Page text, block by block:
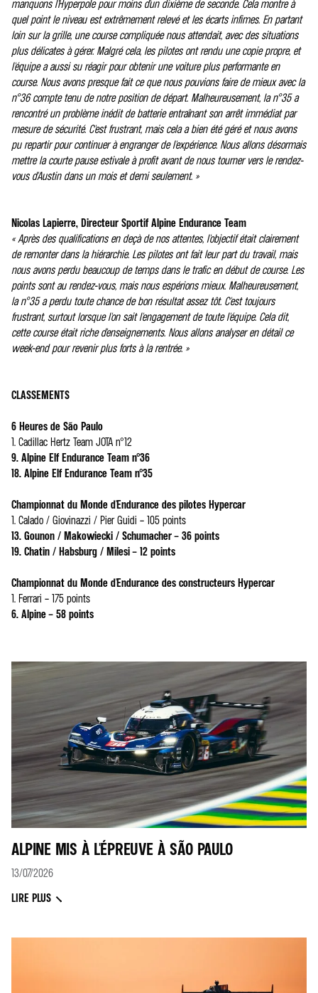
manquons l'Hyperpole pour moins d'un dixième de seconde. Cela montre à
quel point le niveau est extrêmement relevé et les écarts infimes. En partant
loin sur la grille, une course compliquée nous attendait, avec des situations
plus délicates à gérer. Malgré cela, les pilotes ont rendu une copie propre, et
l'équipe a aussi su réagir pour obtenir une voiture plus performante en
course. Nous avons presque fait ce que nous pouvions faire de mieux avec la
n°36 compte tenu de notre position de départ. Malheureusement, la n°35 a
rencontré un problème inédit de batterie entraînant son arrêt immédiat par
mesure de sécurité. C'est frustrant, mais cela a bien été géré et nous avons
pu repartir pour continuer à engranger de l'expérience. Nous allons désormais
mettre la courte pause estivale à profit avant de nous tourner vers le rendez-
vous d'Austin dans un mois et demi seulement. »
Nicolas Lapierre, Directeur Sportif Alpine Endurance Team
« Après des qualifications en deçà de nos attentes, l'objectif était clairement
de remonter dans la hiérarchie. Les pilotes ont fait leur part du travail, mais
nous avons perdu beaucoup de temps dans le trafic en début de course. Les
points sont au rendez-vous, mais nous espérions mieux. Malheureusement,
la n°35 a perdu toute chance de bon résultat assez tôt. C'est toujours
frustrant, surtout lorsque l'on sait l'engagement de toute l'équipe. Cela dit,
cette course était riche d'enseignements. Nous allons analyser en détail ce
week-end pour revenir plus forts à la rentrée. »
CLASSEMENTS
6 Heures de São Paulo
1. Cadillac Hertz Team JOTA n°12
9. Alpine Elf Endurance Team n°36
18. Alpine Elf Endurance Team n°35
Championnat du Monde d'Endurance des pilotes Hypercar
1. Calado / Giovinazzi / Pier Guidi – 105 points
13. Gounon / Makowiecki / Schumacher – 36 points
19. Chatin / Habsburg / Milesi – 12 points
Championnat du Monde d'Endurance des constructeurs Hypercar
1. Ferrari – 175 points
6. Alpine – 58 points
ALPINE MIS À L'ÉPREUVE À SÃO PAULO
13/07/2026
LIRE PLUS